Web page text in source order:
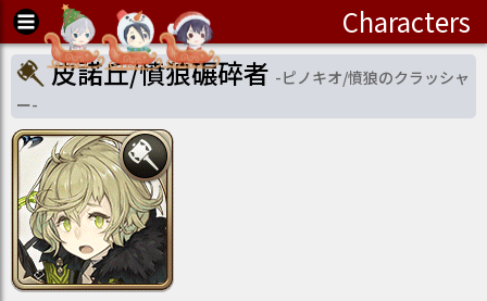
Characters
皮諾丘/憤狼碾碎者 -ピノキオ/憤狼のクラッシャ
ー-